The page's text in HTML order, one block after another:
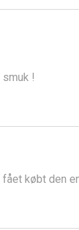
!
købt den